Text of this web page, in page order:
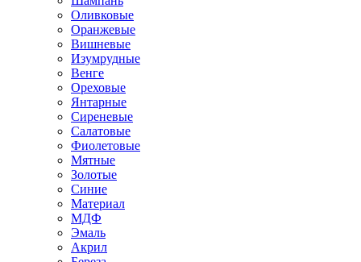
Оливковые
Оранжевые
Вишневые
Изумрудные
Венге
Ореховые
Янтарные
Сиреневые
Салатовые
Фиолетовые
Мятные
Золотые
Синие
Материал
МДФ
Эмаль
Акрил